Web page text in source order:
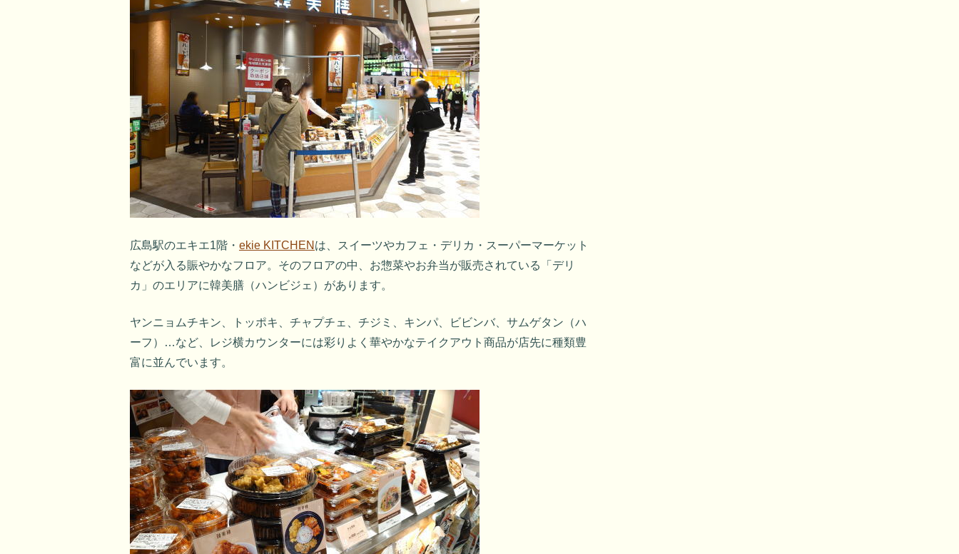
広島駅のエキエ1階・ ekie KITCHEN は、スイーツやカフェ・デリカ・スーパーマーケット
などが入る賑やかなフロア。そのフロアの中、お惣菜やお弁当が販売されている「デリ
カ」のエリアに韓美膳（ハンビジェ）があります。
ヤンニョムチキン、トッポキ、チャプチェ、チジミ、キンパ、ビビンバ、サムゲタン（ハ
ーフ）…など、レジ横カウンターには彩りよく華やかなテイクアウト商品が店先に種類豊
富に並んでいます。